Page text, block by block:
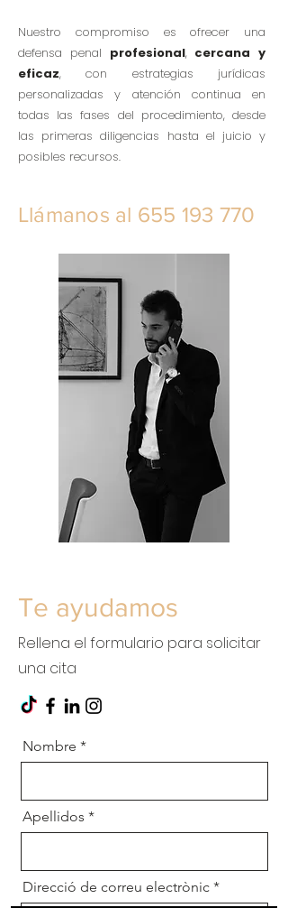
Nuestro compromiso es ofrecer una
defensa penal profesional, cercana y
eficaz, con estrategias jurídicas
personalizadas y atención continua en
todas las fases del procedimiento, desde
las primeras diligencias hasta el juicio y
posibles recursos.
Llámanos al 655 193 770
Te ayudamos
Rellena el formulario para solicitar
una cita
Nombre
Apellidos
Direcció de correu electrònic